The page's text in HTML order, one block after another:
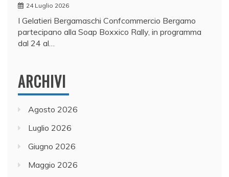
24 Luglio 2026
I Gelatieri Bergamaschi Confcommercio Bergamo
partecipano alla Soap Boxxico Rally, in programma
dal 24 al…
ARCHIVI
Agosto 2026
Luglio 2026
Giugno 2026
Maggio 2026